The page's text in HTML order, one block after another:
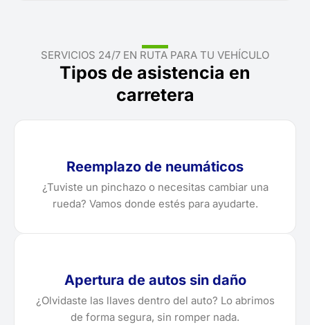
SERVICIOS 24/7 EN RUTA PARA TU VEHÍCULO
Tipos de asistencia en
carretera
Reemplazo de neumáticos
¿Tuviste un pinchazo o necesitas cambiar una
rueda? Vamos donde estés para ayudarte.
Apertura de autos sin daño
¿Olvidaste las llaves dentro del auto? Lo abrimos
de forma segura, sin romper nada.